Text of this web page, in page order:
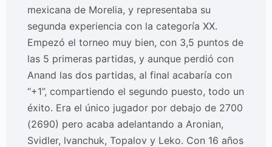
mexicana de Morelia, y representaba su
segunda experiencia con la categoría XX.
Empezó el torneo muy bien, con 3,5 puntos de
las 5 primeras partidas, y aunque perdió con
Anand las dos partidas, al final acabaría con
“+1”, compartiendo el segundo puesto, todo un
éxito. Era el único jugador por debajo de 2700
(2690) pero acaba adelantando a Aronian,
Svidler, lvanchuk, Topalov y Leko. Con 16 años